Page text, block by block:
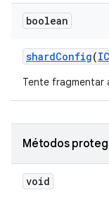
boolean
shardConfig(
Tente fragmentar
Métodos
void